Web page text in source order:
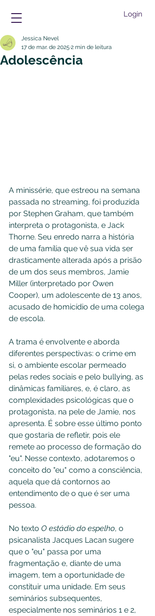
Login
Adolescência
Jessica Nevel
17 de mar. de 2025 2 min de leitura
A minissérie, que estreou na semana
passada no streaming, foi produzida
por Stephen Graham, que também
interpreta o protagonista, e Jack
Thorne. Seu enredo narra a história
de uma família que vê sua vida ser
drasticamente alterada após a prisão
de um dos seus membros, Jamie
Miller (interpretado por Owen
Cooper), um adolescente de 13 anos,
acusado de homicídio de uma colega
de escola.
A trama é envolvente e aborda
diferentes perspectivas: o crime em
si, o ambiente escolar permeado
pelas redes sociais e pelo bullying, as
dinâmicas familiares, e, é claro, as
complexidades psicológicas que o
protagonista, na pele de Jamie, nos
apresenta. É sobre esse último ponto
que gostaria de refletir, pois ele
remete ao processo de formação do
"eu". Nesse contexto, adotaremos o
conceito do "eu" como a consciência,
aquela que dá contornos ao
entendimento de o que é ser uma
pessoa.
No texto O estádio do espelho, o
psicanalista Jacques Lacan sugere
que o "eu" passa por uma
fragmentação e, diante de uma
imagem, tem a oportunidade de
constituir uma unidade. Em seus
seminários subsequentes,
especialmente nos seminários 1 e 2,